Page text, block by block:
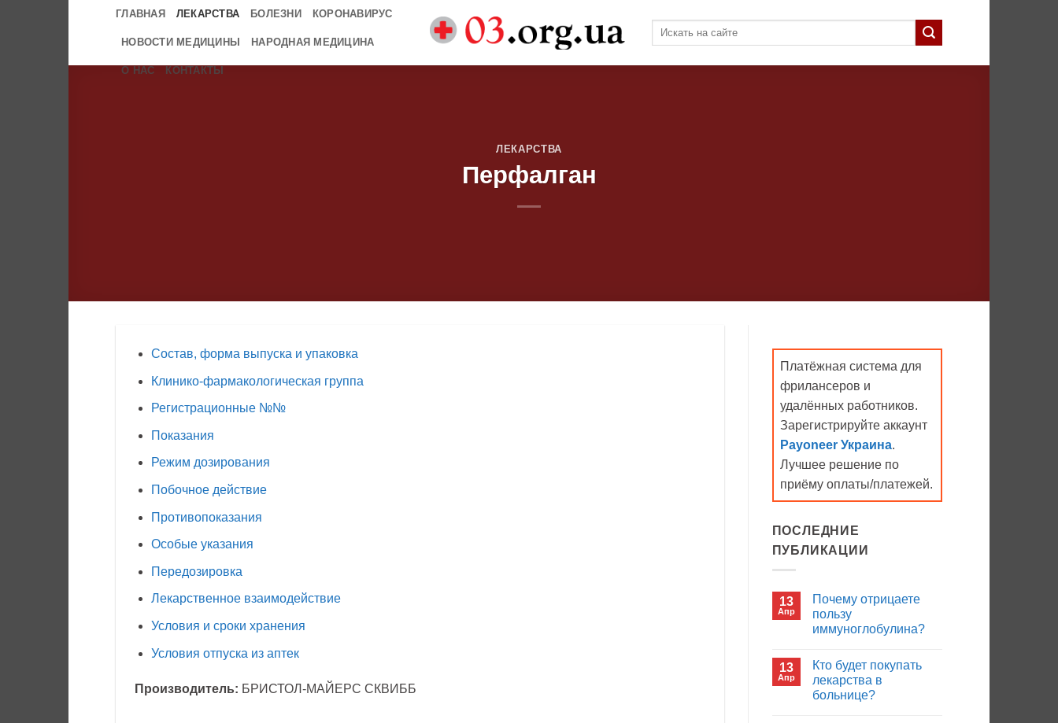
ГЛАВНАЯ ЛЕКАРСТВА БОЛЕЗНИ КОРОНАВИРУС
НОВОСТИ МЕДИЦИНЫ НАРОДНАЯ МЕДИЦИНА
О НАС КОНТАКТЫ
ЛЕКАРСТВА
Перфалган
Состав, форма выпуска и упаковка
Клинико-фармакологическая группа
Регистрационные №№
Показания
Режим дозирования
Побочное действие
Противопоказания
Особые указания
Передозировка
Лекарственное взаимодействие
Условия и сроки хранения
Условия отпуска из аптек
Производитель: БРИСТОЛ-МАЙЕРС СКВИББ
Платёжная система для
фрилансеров и
удалённых работников.
Зарегистрируйте аккаунт
Payoneer Украина.
Лучшее решение по
приёму оплаты/платежей.
ПОСЛЕДНИЕ
ПУБЛИКАЦИИ
13
Апр
Почему отрицаете
пользу
иммуноглобулина?
записи
Почему
отрицаете
пользу
13
Апр
Кто будет покупать
лекарства в
больнице?